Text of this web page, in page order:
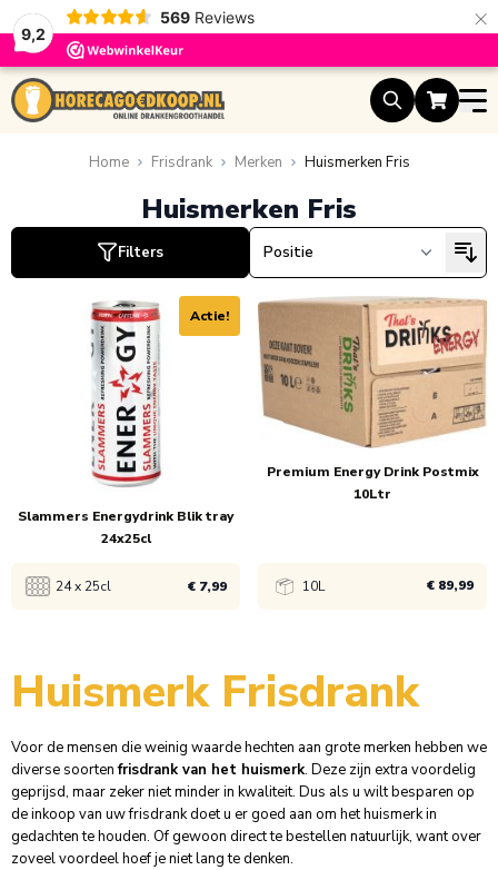
9,2
569 Reviews ×
Ga naar de inhoud
Home Frisdrank Merken Huismerken Fris
Huismerken Fris
Filters
Actie!
Slammers Energydrink Blik tray
24x25cl
24 x 25cl € 7,99
150x € 7,99
Premium Energy Drink Postmix
10Ltr
10L € 89,99
Huismerk Frisdrank
Voor de mensen die weinig waarde hechten aan grote merken hebben we
diverse soortenfrisdrank van het huismerk. Deze zijn extra voordelig
geprijsd, maar zeker niet minder in kwaliteit. Dus als u wilt besparen op
de inkoop van uw frisdrank doet u er goed aan om het huismerk in
gedachten te houden. Of gewoon direct te bestellen natuurlijk, want over
zoveel voordeel hoef je niet lang te denken.